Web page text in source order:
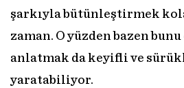
şarkıyla bütünleştirmek
zaman. O yüzden bazen
anlatmak da keyifli ve
yaratabiliyor.